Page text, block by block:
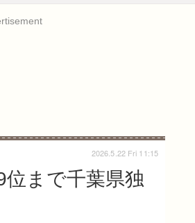
位まで千葉県独
2026.5.22 Fri 11:15